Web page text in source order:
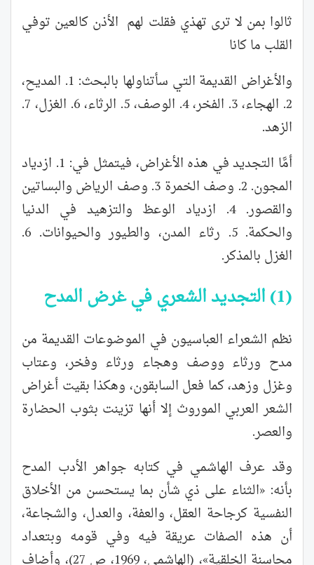
ثالوا بمن لا ترى تهذي فقلت لهم الأذن كالعين توفي
القلب ما كانا
والأغراض القديمة التي سأتناولها بالبحث: 1. المديح،
2. الهجاء، 3. الفخر، 4. الوصف، 5. الرثاء، 6. الغزل، 7.
الزهد.
أمَّا التجديد في هذه الأغراض، فيتمثل في: 1. ازدياد
المجون. 2. وصف الخمرة 3. وصف الرياض والبساتين
والقصور. 4. ازدياد الوعظ والتزهيد في الدنيا
والحكمة. 5. رثاء المدن، والطيور والحيوانات. 6.
الغزل بالمذكر.
(1) التجديد الشعري في غرض المدح
نظم الشعراء العباسيون في الموضوعات القديمة من
مدح ورثاء ووصف وهجاء ورثاء وفخر، وعتاب
وغزل وزهد، كما فعل السابقون، وهكذا بقيت أغراض
الشعر العربي الموروث إلا أنها تزينت بثوب الحضارة
والعصر.
وقد عرف الهاشمي في كتابه جواهر الأدب المدح
بأنه: «الثناء على ذي شأن بما يستحسن من الأخلاق
النفسية كرجاحة العقل، والعفة، والعدل، والشجاعة،
أن هذه الصفات عريقة فيه وفي قومه وبتعداد